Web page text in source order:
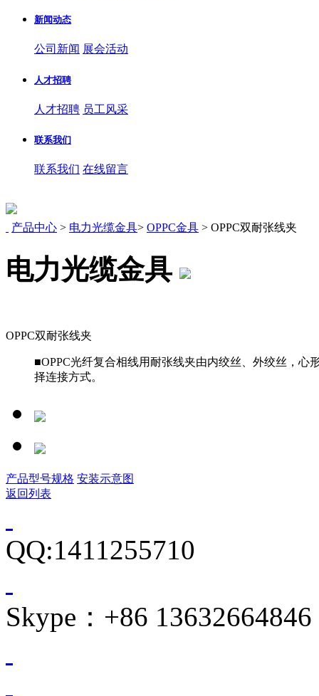
新闻动态
公司新闻 展会活动
人才招聘
人才招聘 员工风采
联系我们
联系我们 在线留言
产品中心 > 电力光缆金具> OPPC金具 > OPPC双耐张线夹
电力光缆金具
OPPC双耐张线夹
■OPPC光纤复合相线用耐张线夹由内绞丝、外绞丝，
择连接方式。
产品型号规格 安装示意图
返回列表
QQ:1411255710
Skype：+86 13632664846